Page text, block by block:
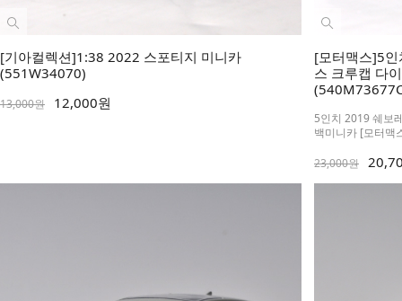
[기아컬렉션]1:38 2022 스포티지 미니카
(551W34070)
13,000원 12,000원
[모터맥스]5
스 크루캡 다
5인치 2019 쉐보
백미니카 [모터맥
23,000원